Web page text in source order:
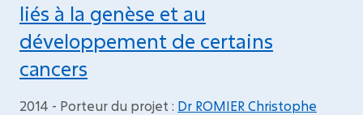
liés à la genèse et au
développement de certains
cancers
2014 - Porteur du projet : Dr ROMIER Christophe